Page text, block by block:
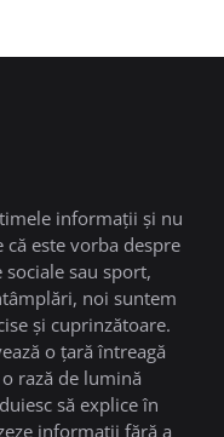
informații și nu
este vorba despre
sau sport,
noi suntem
și cuprinzătoare.
o țară întreagă
rază de lumină
să explice în
informații fără a